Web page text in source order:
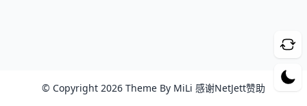
© Copyright 2026 Theme By MiLi 感谢NetJett赞助